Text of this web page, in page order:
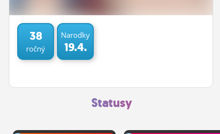
ĽUDIA
MÔJ PROFIL
NASTAVENIA
38
ročný
Narodky
19.4.
Statusy